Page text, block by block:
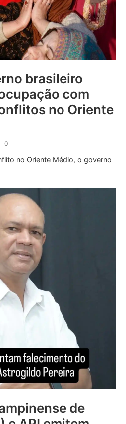
brasileiro
com
no Oriente
0
no Oriente Médio, o governo
de